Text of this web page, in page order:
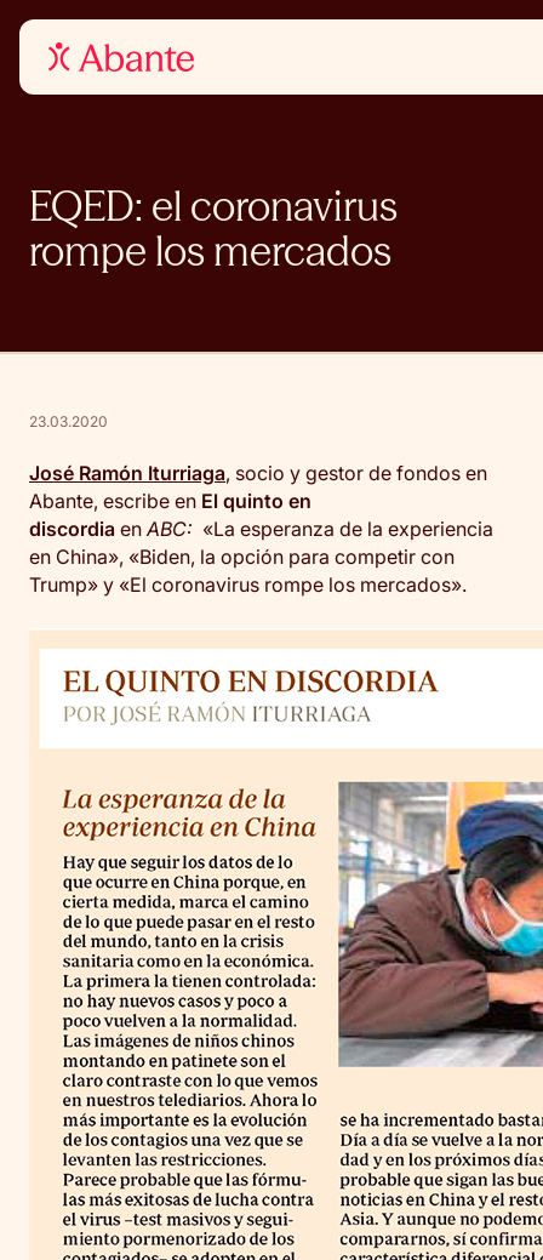
EQED: el coronavirus
rompe los mercados
23.03.2020
José Ramón Iturriaga, socio y gestor de fondos en
Abante, escribe en El quinto en
discordia enABC: «La esperanza de la experiencia
en China», «Biden, la opción para competir con
Trump» y «El coronavirus rompe los mercados».